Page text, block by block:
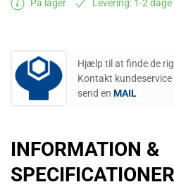
På lager Levering: 1-2 dage
Hjælp til at finde de
Kontakt
send en MAIL
INFORMATION &
SPECIFICATIONER